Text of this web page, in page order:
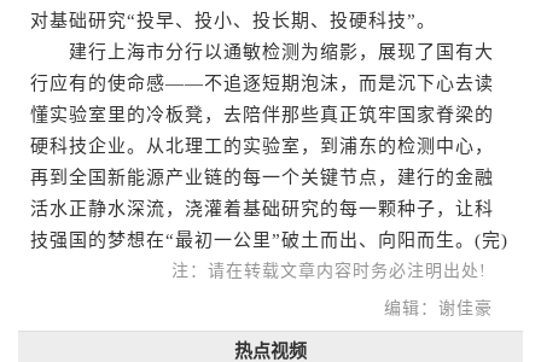
对基础研究“投早、投小、投长期、投硬科技”。
建行上海市分行以通敏检测为缩影，展现了国有大
行应有的使命感——不追逐短期泡沫，而是沉下心去读
懂实验室里的冷板凳，去陪伴那些真正筑牢国家脊梁的
硬科技企业。从北理工的实验室，到浦东的检测中心，
再到全国新能源产业链的每一个关键节点，建行的金融
活水正静水深流，浇灌着基础研究的每一颗种子，让科
技强国的梦想在“最初一公里”破土而出、向阳而生。(完)
注：请在转载文章内容时务必注明出处!
编辑：谢佳豪
热点视频